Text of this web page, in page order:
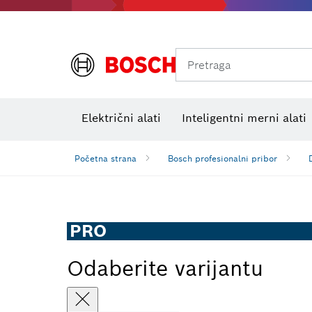
Pretraga
Električni alati Inteligentni merni alati
Početna strana Bosch profesionalni pribor
PRO
Odaberite varijantu